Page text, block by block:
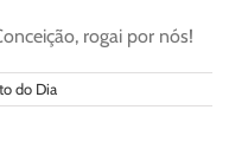
rogai por nós!
do Dia